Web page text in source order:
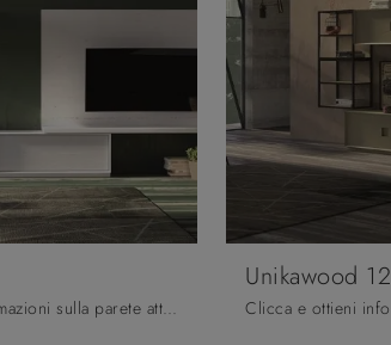
Clicca e ottieni informazioni sulla parete attrezzata Unikawood 09 della firma Fratelli Mirandola: è la soluzione dalle linee moderne perfetta per te.
Unikawood 12